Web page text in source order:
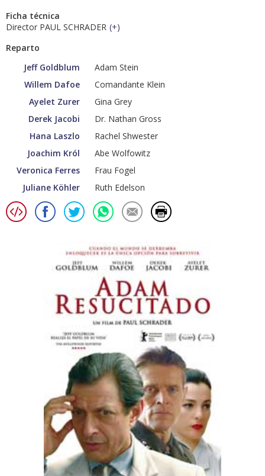
Ficha técnica
Director PAUL SCHRADER (+)
Reparto
Jeff Goldblum
Adam Stein
Willem Dafoe
Comandante Klein
Ayelet Zurer
Gina Grey
Derek Jacobi
Dr. Nathan Gross
Hana Laszlo
Rachel Shwester
Joachim Król
Abe Wolfowitz
Veronica Ferres
Frau Fogel
Juliane Köhler
Ruth Edelson